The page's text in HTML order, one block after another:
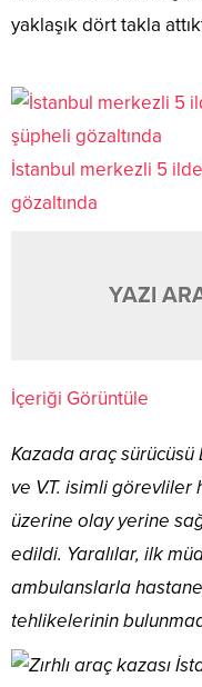
yaklaşık dört takla
İstanbul merkezli 5
gözaltında
YAZI
İçeriği Görüntüle
Kazada araç sürücüsü
ve V.T. isimli
üzerine olay yerine
edildi. Yaralılar, ilk
ambulanslarla
tehlikelerinin